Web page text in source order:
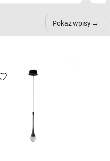
nich może przydać się w
Pokaż wpisy